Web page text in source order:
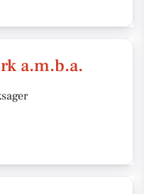
a.m.b.a.